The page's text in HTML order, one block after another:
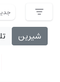
شیرین